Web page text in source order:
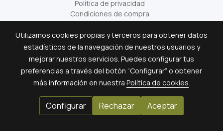
Política de privacidad
Condiciones de compra
Utilizamos cookies propias y terceros para obtener datos
estadísticos de la navegación de nuestros usuarios y
mejorar nuestros servicios. Puedes configurar tus
preferencias a través del botón “Configurar” o obtener
más información en nuestra Política de cookies.
Configurar Rechazar Aceptar